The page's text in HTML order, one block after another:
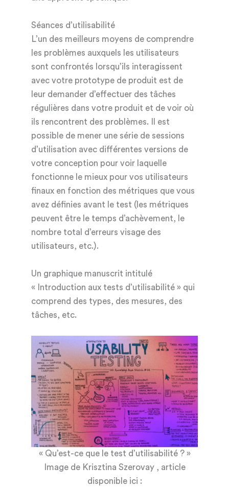
Séances d’utilisabilité
L’un des meilleurs moyens de comprendre
les problèmes auxquels les utilisateurs
sont confrontés lorsqu’ils interagissent
avec votre prototype de produit est de
leur demander d’effectuer des tâches
régulières dans votre produit et de voir où
ils rencontrent des problèmes. Il est
possible de mener une série de sessions
d’utilisation avec différentes versions de
votre conception pour voir laquelle
fonctionne le mieux pour vos utilisateurs
finaux en fonction des métriques que vous
avez définies avant le test (les métriques
peuvent être le temps d’achèvement, le
nombre total d’erreurs visage des
utilisateurs, etc.).
Un graphique manuscrit intitulé
« Introduction aux tests d’utilisabilité » qui
comprend des types, des mesures, des
tâches, etc.
« Qu’est-ce que le test d’utilisabilité ? »
Image de Krisztina Szerovay , article
disponible ici :